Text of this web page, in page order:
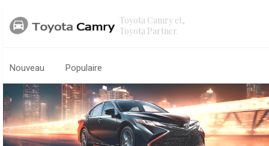
Toyota Camry et,
Toyota Partner.
Nouveau Populaire